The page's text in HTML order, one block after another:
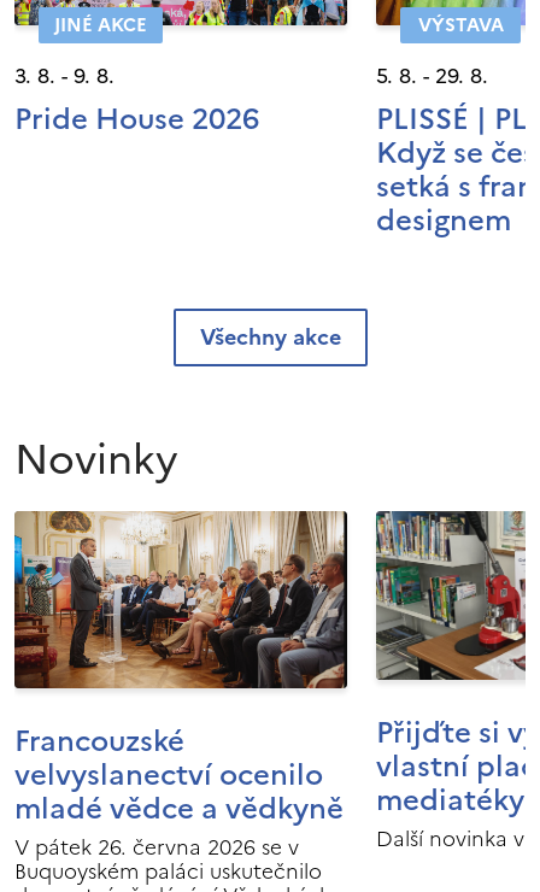
JINÉ AKCE
3. 8. - 9. 8.
Pride House 2026
VÝSTAVA
5. 8. - 29. 8.
PLISSÉ |
Když se
setká s
designem
Všechny akce
Novinky
Francouzské
velvyslanectví ocenilo
mladé vědce a vědkyně
V pátek 26. června 2026 se v
Buquoyském paláci uskutečnilo
Přijďte si
vlastní
mediatéky
Další novinka v